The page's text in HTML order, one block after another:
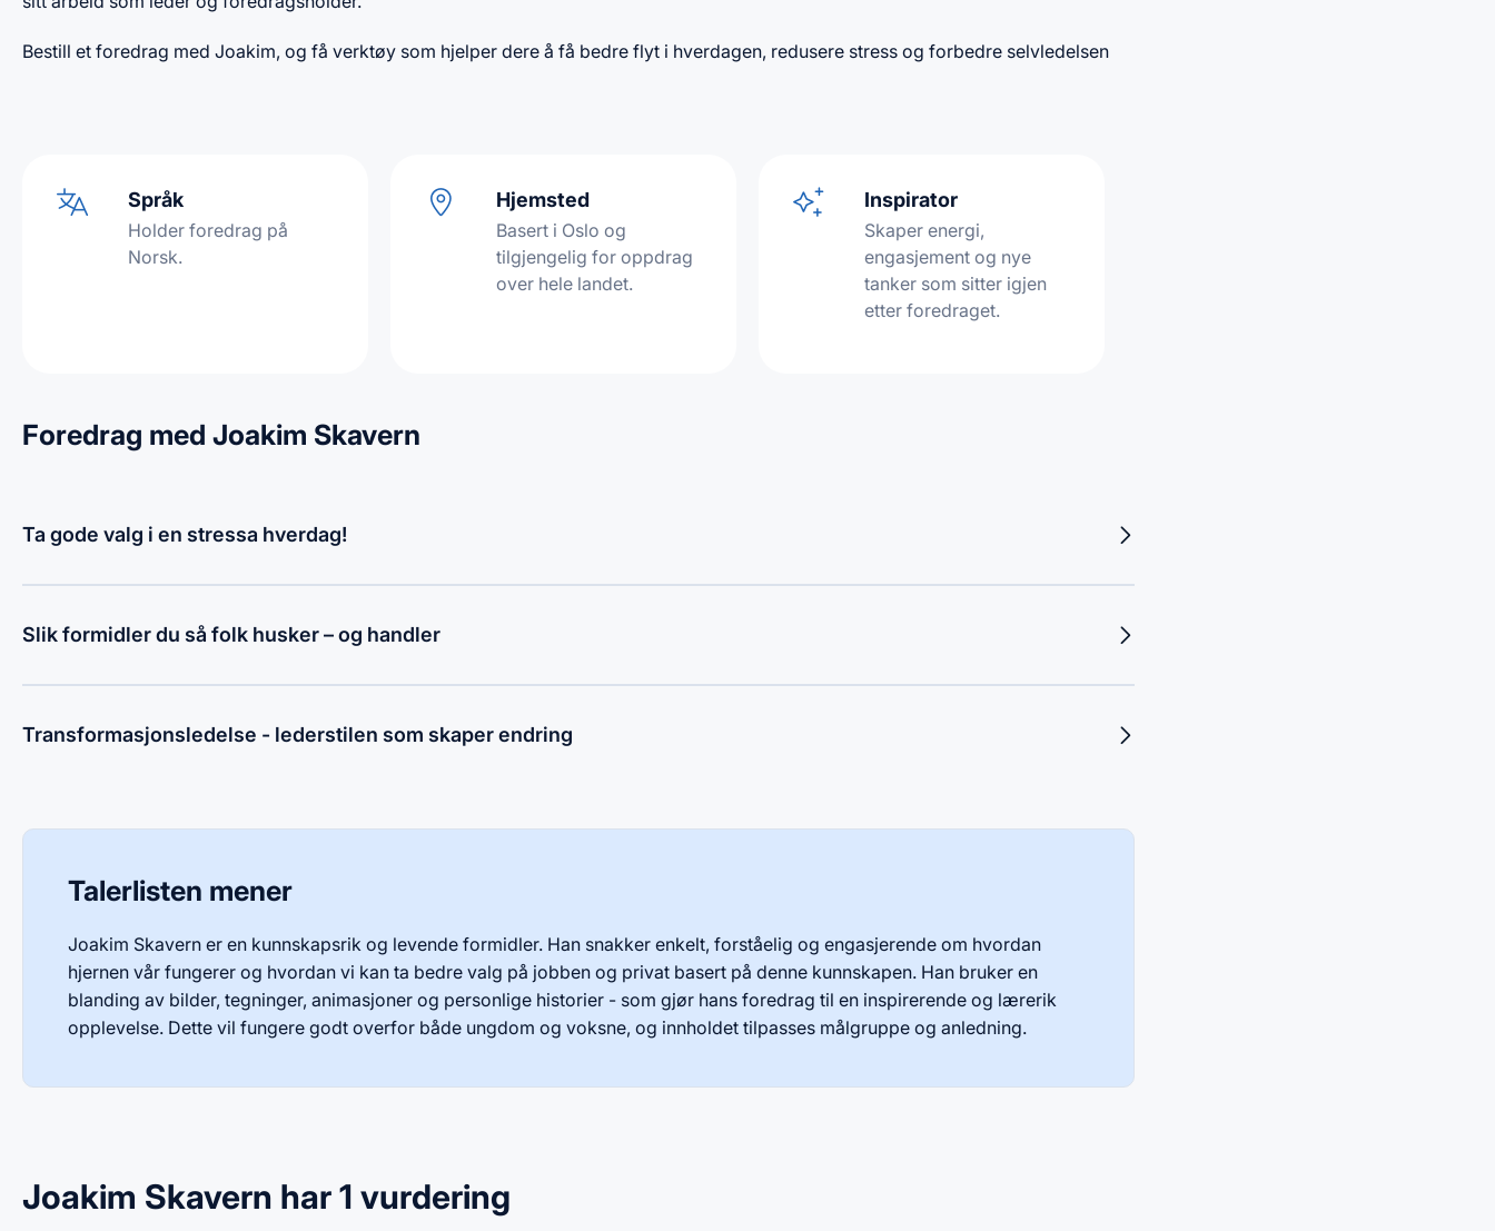
Bestill et foredrag med Joakim, og få verktøy som hjelper dere å få bedre flyt i hverdagen, redusere stress og forbedre selvledelsen
Språk
Holder foredrag på
Norsk.
Hjemsted
Basert i Oslo og
tilgjengelig for oppdrag
over hele landet.
Inspirator
Skaper energi,
engasjement og nye
tanker som sitter igjen
etter foredraget.
Foredrag med Joakim Skavern
Ta gode valg i en stressa hverdag!
Slik formidler du så folk husker – og handler
Transformasjonsledelse - lederstilen som skaper endring
Talerlisten mener
Joakim Skavern er en kunnskapsrik og levende formidler. Han snakker enkelt, forståelig og engasjerende om hvordan
hjernen vår fungerer og hvordan vi kan ta bedre valg på jobben og privat basert på denne kunnskapen. Han bruker en
blanding av bilder, tegninger, animasjoner og personlige historier - som gjør hans foredrag til en inspirerende og lærerik
opplevelse. Dette vil fungere godt overfor både ungdom og voksne, og innholdet tilpasses målgruppe og anledning.
Joakim Skavern har 1 vurdering